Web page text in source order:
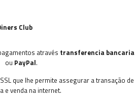
Club
através transferencia bancaria
ou PayPal.
que lhe permite assegurar a transação de
e venda na internet.